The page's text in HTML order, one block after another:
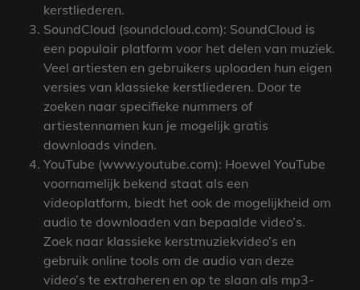
kerstliederen.
SoundCloud (soundcloud.com): SoundCloud is
een populair platform voor het delen van muziek.
Veel artiesten en gebruikers uploaden hun eigen
versies van klassieke kerstliederen. Door te
zoeken naar specifieke nummers of
artiestennamen kun je mogelijk gratis
downloads vinden.
YouTube (www.youtube.com): Hoewel YouTube
voornamelijk bekend staat als een
videoplatform, biedt het ook de mogelijkheid om
audio te downloaden van bepaalde video’s.
Zoek naar klassieke kerstmuziekvideo’s en
gebruik online tools om de audio van deze
video’s te extraheren en op te slaan als mp3-